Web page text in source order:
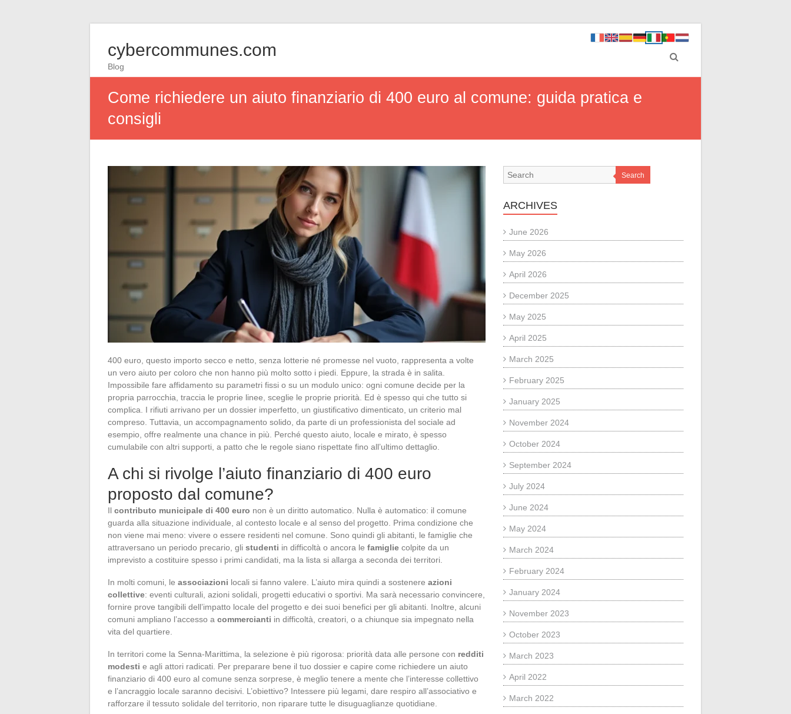
cybercommunes.com
Blog
Come richiedere un aiuto finanziario di 400 euro al comune: guida pratica e
consigli
400 euro, questo importo secco e netto, senza lotterie né promesse nel vuoto, rappresenta a volte
un vero aiuto per coloro che non hanno più molto sotto i piedi. Eppure, la strada è in salita.
Impossibile fare affidamento su parametri fissi o su un modulo unico: ogni comune decide per la
propria parrocchia, traccia le proprie linee, sceglie le proprie priorità. Ed è spesso qui che tutto si
complica. I rifiuti arrivano per un dossier imperfetto, un giustificativo dimenticato, un criterio mal
compreso. Tuttavia, un accompagnamento solido, da parte di un professionista del sociale ad
esempio, offre realmente una chance in più. Perché questo aiuto, locale e mirato, è spesso
cumulabile con altri supporti, a patto che le regole siano rispettate fino all’ultimo dettaglio.
A chi si rivolge l’aiuto finanziario di 400 euro
proposto dal comune?
Il contributo municipale di 400 euro non è un diritto automatico. Nulla è automatico: il comune
guarda alla situazione individuale, al contesto locale e al senso del progetto. Prima condizione che
non viene mai meno: vivere o essere residenti nel comune. Sono quindi gli abitanti, le famiglie che
attraversano un periodo precario, gli studenti in difficoltà o ancora le famiglie colpite da un
imprevisto a costituire spesso i primi candidati, ma la lista si allarga a seconda dei territori.
In molti comuni, le associazioni locali si fanno valere. L’aiuto mira quindi a sostenere azioni
collettive: eventi culturali, azioni solidali, progetti educativi o sportivi. Ma sarà necessario convincere,
fornire prove tangibili dell’impatto locale del progetto e dei suoi benefici per gli abitanti. Inoltre, alcuni
comuni ampliano l’accesso a commercianti in difficoltà, creatori, o a chiunque sia impegnato nella
vita del quartiere.
In territori come la Senna-Marittima, la selezione è più rigorosa: priorità data alle persone con redditi
modesti e agli attori radicati. Per preparare bene il tuo dossier e capire come richiedere un aiuto
finanziario di 400 euro al comune senza sorprese, è meglio tenere a mente che l’interesse collettivo
e l’ancraggio locale saranno decisivi. L’obiettivo? Intessere più legami, dare respiro all’associativo e
rafforzare il tessuto solidale del territorio, non riparare tutte le disuguaglianze quotidiane.
Search
ARCHIVES
June 2026
May 2026
April 2026
December 2025
May 2025
April 2025
March 2025
February 2025
January 2025
November 2024
October 2024
September 2024
July 2024
June 2024
May 2024
March 2024
February 2024
January 2024
November 2023
October 2023
March 2023
April 2022
March 2022